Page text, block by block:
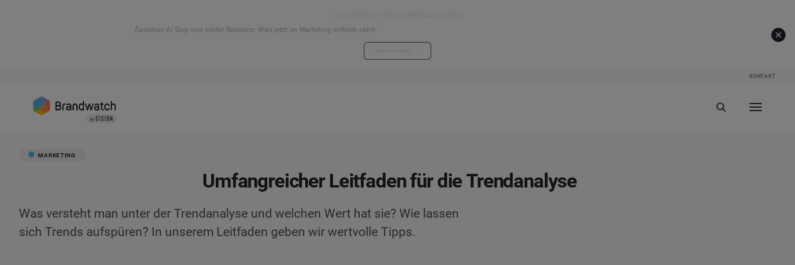
Zwischen AI Slop und echter Relevanz. Was jetzt im Marketing wirklich zählt.
KONTAKT
MARKETING
Umfangreicher Leitfaden für die Trendanalyse
Was versteht man unter der Trendanalyse und welchen Wert hat sie? Wie lassen
sich Trends aufspüren? In unserem Leitfaden geben wir wertvolle Tipps.